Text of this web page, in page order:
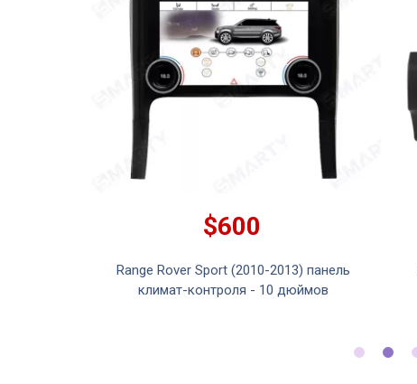
$600
Range Rover Sport (2010-2013) панель
климат-контроля - 10 дюймов